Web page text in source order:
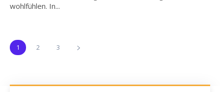
wohlfühlen. In...
1 2 3